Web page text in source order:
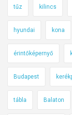
tűz kilincs
hyundai kona
érintőképernyő
Budapest
tábla Balaton